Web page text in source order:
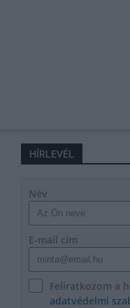
HÍRLEVÉL
Név
E-mail cím
Feliratkozom a
adatvédelmi